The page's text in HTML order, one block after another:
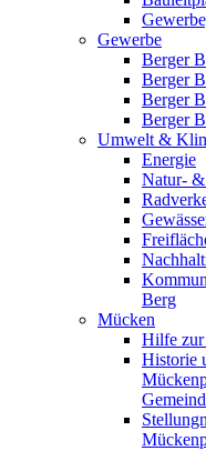
Gewerbe
Berger
Berger
Berger
Berger
Umwelt &
Energie
Natur-
Berg
Mücken
Hilfe zur
Historie